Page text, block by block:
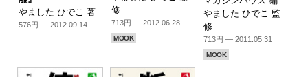
やました ひでこ 著
576円 — 2012.09.14
修
713円 — 2012.06.28
MOOK
やました ひでこ 監
修
713円 — 2011.05.31
MOOK